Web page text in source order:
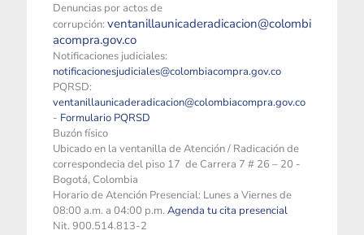
Denuncias por actos de
corrupción: ventanillaunicaderadicacion@colombi
acompra.gov.co
Notificaciones judiciales:
notificacionesjudiciales@colombiacompra.gov.co
PQRSD:
ventanillaunicaderadicacion@colombiacompra.gov.co
- Formulario PQRSD
Buzón físico
Ubicado en la ventanilla de Atención / Radicación de
correspondecia del piso 17 de Carrera 7 # 26 – 20 -
Bogotá, Colombia
Horario de Atención Presencial: Lunes a Viernes de
08:00 a.m. a 04:00 p.m. Agenda tu cita presencial
Nit. 900.514.813-2